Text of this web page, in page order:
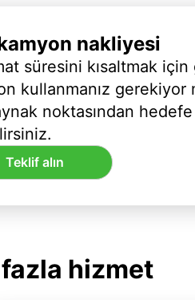
nakliyesi
süresini kısaltmak
kullanmanız gerekiyor
noktasından
Teklif alın
hizmet